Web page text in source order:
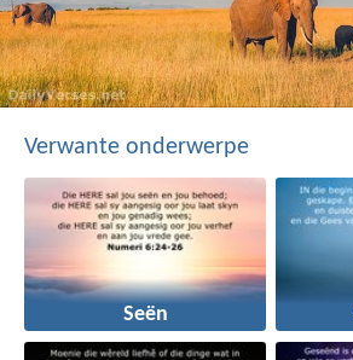
Verwante onderwerpe
Seën